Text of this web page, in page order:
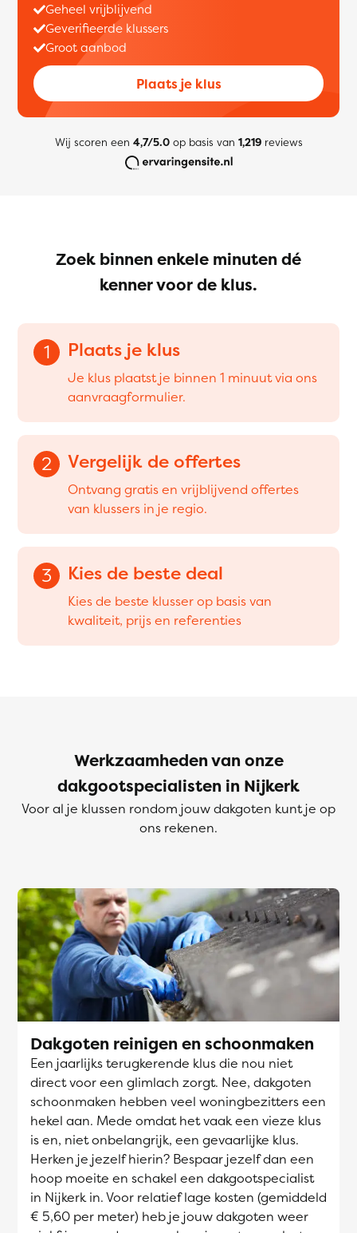
Geheel vrijblijvend
Geverifieerde klussers
Groot aanbod
Plaats je klus
Wij scoren een 4,7/5.0op basis van 1,219reviews
Zoek binnen enkele minuten dé
kenner voor de klus.
1 Plaats je klus
Je klus plaatst je binnen 1 minuut via ons
aanvraagformulier.
2 Vergelijk de offertes
Ontvang gratis en vrijblijvend offertes
van klussers in je regio.
3 Kies de beste deal
Kies de beste klusser op basis van
kwaliteit, prijs en referenties
Werkzaamheden van onze
dakgootspecialisten in Nijkerk
Voor al je klussen rondom jouw dakgoten kunt je op
ons rekenen.
Dakgoten reinigen en schoonmaken
Een jaarlijks terugkerende klus die nou niet
direct voor een glimlach zorgt. Nee, dakgoten
schoonmaken hebben veel woningbezitters een
hekel aan. Mede omdat het vaak een vieze klus
is en, niet onbelangrijk, een gevaarlijke klus.
Herken je jezelf hierin? Bespaar jezelf dan een
hoop moeite en schakel een dakgootspecialist
in Nijkerk in. Voor relatief lage kosten (gemiddeld
€ 5,60 per meter) heb je jouw dakgoten weer